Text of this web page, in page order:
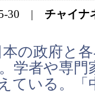
30 | チャイナ
の政府と
学者や専門
ている。「